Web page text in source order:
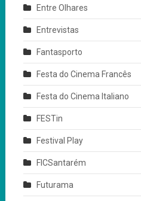
Entre Olhares
Entrevistas
Fantasporto
Festa do Cinema Francês
Festa do Cinema Italiano
FESTin
Festival Play
FICSantarém
Futurama